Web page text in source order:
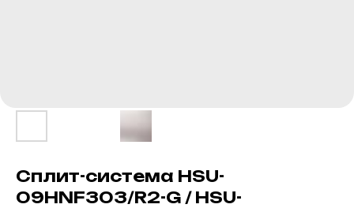
Сплит-система HSU-
09HNF303/R2-G / HSU-